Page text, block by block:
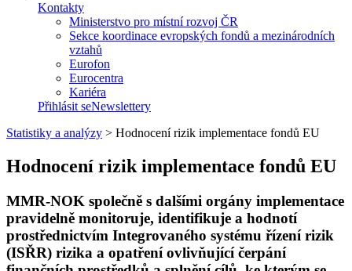
Kontakty
Ministerstvo pro místní rozvoj ČR
Sekce koordinace evropských fondů a mezinárodních
vztahů
Eurofon
Eurocentra
Kariéra
Přihlásit seNewslettery
Statistiky a analýzy > Hodnocení rizik implementace fondů EU
Hodnocení rizik implementace fondů EU
MMR-NOK společně s dalšími orgány implementace
pravidelně monitoruje, identifikuje a hodnotí
prostřednictvím Integrovaného systému řízení rizik
(ISŘR) rizika a opatření ovlivňující čerpání